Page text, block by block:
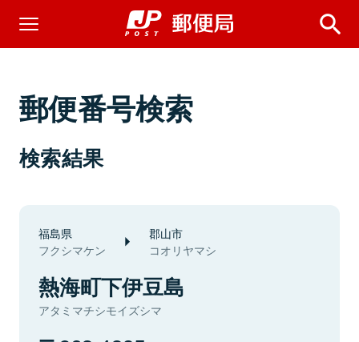
郵便番号検索
検索結果
福島県
フクシマケン
郡山市
コオリヤマシ
熱海町下伊豆島
アタミマチシモイズシマ